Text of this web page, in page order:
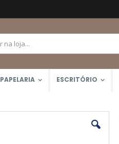
PAPELARIA ESCRITÓRIO